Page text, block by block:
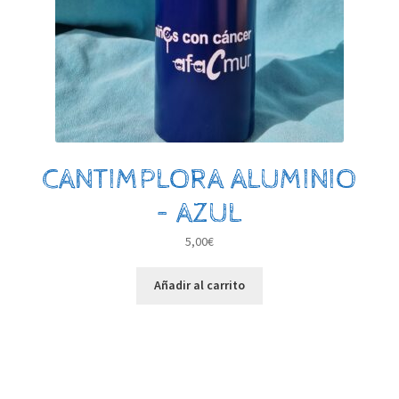
CANTIMPLORA ALUMINIO
– AZUL
5,00€
Añadir al carrito